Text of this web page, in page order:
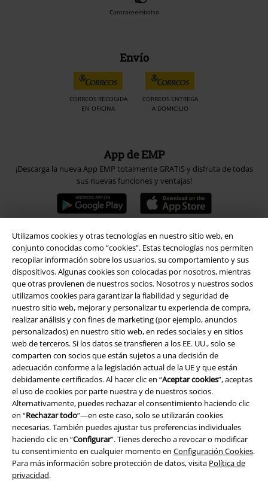
Utilizamos cookies y otras tecnologías en nuestro sitio web, en
conjunto conocidas como “cookies”. Estas tecnologías nos permiten
recopilar información sobre los usuarios, su comportamiento y sus
dispositivos. Algunas cookies son colocadas por nosotros, mientras
que otras provienen de nuestros socios. Nosotros y nuestros socios
utilizamos cookies para garantizar la fiabilidad y seguridad de
nuestro sitio web, mejorar y personalizar tu experiencia de compra,
realizar análisis y con fines de marketing (por ejemplo, anuncios
personalizados) en nuestro sitio web, en redes sociales y en sitios
web de terceros. Si los datos se transfieren a los EE. UU., solo se
comparten con socios que están sujetos a una decisión de
adecuación conforme a la legislación actual de la UE y que están
debidamente certificados. Al hacer clic en “Aceptar cookies”, aceptas
el uso de cookies por parte nuestra y de nuestros socios.
Alternativamente, puedes rechazar el consentimiento haciendo clic
en “Rechazar todo”—en este caso, solo se utilizarán cookies
necesarias. También puedes ajustar tus preferencias individuales
haciendo clic en “Configurar”. Tienes derecho a revocar o modificar
tu consentimiento en cualquier momento en Configuración Cookies.
Para más información sobre protección de datos, visita Política de
privacidad.
Contrareembolso
Envío
CORREOS RECOGIDA
EN OFICINA
CORREOS ENTREGA
A DOMICILIO
App de EMP
¡Descarga la nueva App EMP totalmente GRATIS y disfruta de todas
sus nuevas funciones y ventajas!
A Warner Music Group Company
Seguridad